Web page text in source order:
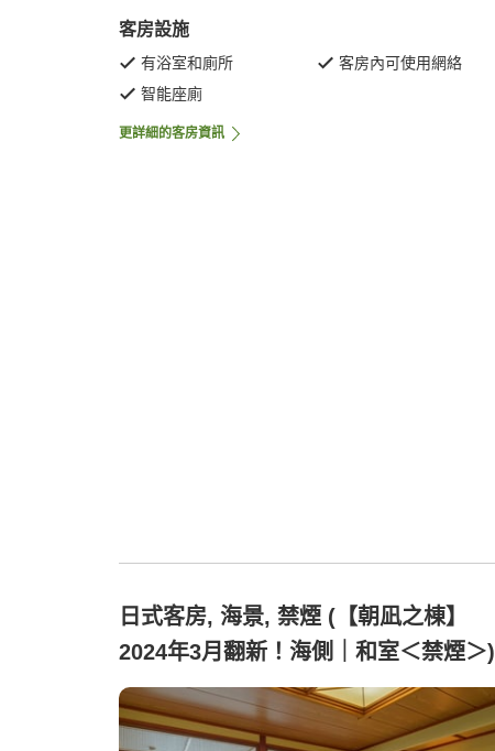
客房設施
有浴室和廁所
客房內可使用網絡
智能座廁
更詳細的客房資訊
日式客房, 海景, 禁煙 (【朝凪之棟】
2024年3月翻新！海側｜和室＜禁煙＞)